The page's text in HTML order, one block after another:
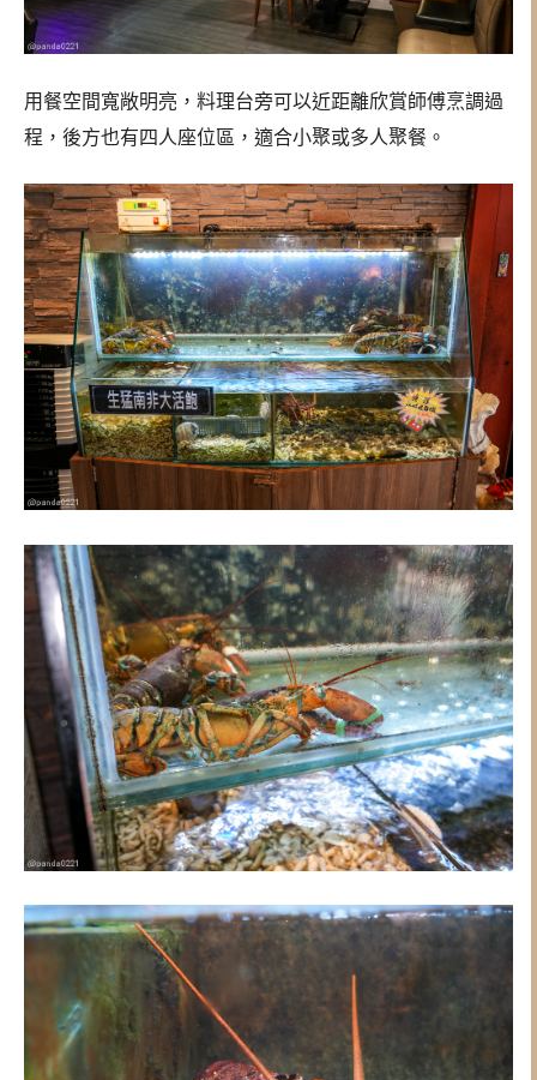
用餐空間寬敞明亮，料理台旁可以近距離欣賞師傅烹調過
程，後方也有四人座位區，適合小聚或多人聚餐。